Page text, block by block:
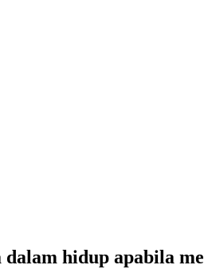
hidup apabila